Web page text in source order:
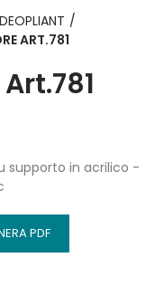
ART.781
supporto in acrilico -
PDF